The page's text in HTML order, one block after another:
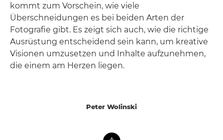
kommt zum Vorschein, wie viele
Überschneidungen es bei beiden Arten der
Fotografie gibt. Es zeigt sich auch, wie die richtige
Ausrüstung entscheidend sein kann, um kreative
Visionen umzusetzen und Inhalte aufzunehmen,
die einem am Herzen liegen.
Peter Wolinski